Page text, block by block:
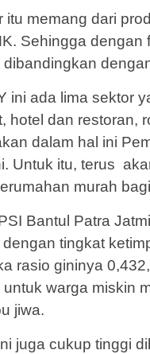
memang dari
Sehingga dengan
ini ada lima sektor
hotel dan restoran,
dalam hal ini
Untuk itu, terus
murah
Bantul Patra
tingkat
rasio gininya
warga miskin
jiwa.
juga cukup tinggi